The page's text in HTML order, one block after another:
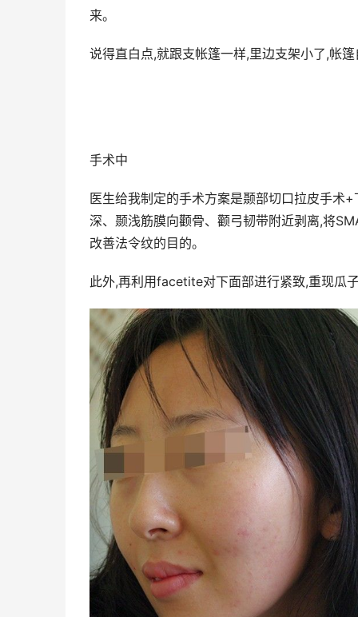
来。
说得直白点,就跟支帐篷一样,里边支架小了,帐
手术中
医生给我制定的手术方案是颞部切口拉皮手术
深、颞浅筋膜向颧骨、颧弓韧带附近剥离,将
改善法令纹的目的。
此外,再利用facetite对下面部进行紧致,重现瓜